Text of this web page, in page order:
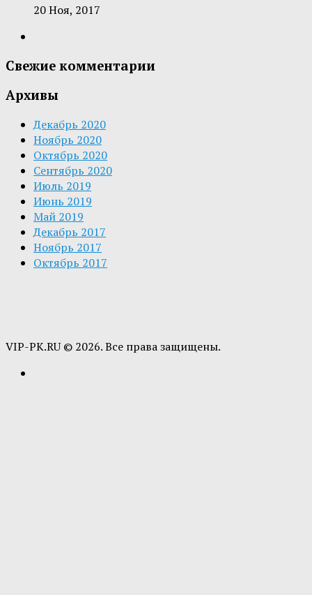
20 Ноя, 2017
Свежие комментарии
Архивы
Декабрь 2020
Ноябрь 2020
Октябрь 2020
Сентябрь 2020
Июль 2019
Июнь 2019
Май 2019
Декабрь 2017
Ноябрь 2017
Октябрь 2017
VIP-PK.RU © 2026. Все права защищены.